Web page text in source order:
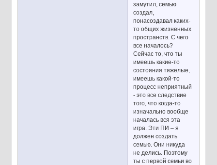
замутил, семью
создал,
понасоздавал каких-
то общих жизненных
пространств. С чего
все началось?
Сейчас то, что ты
имеешь какие-то
состояния тяжелые,
имеешь какой-то
процесс неприятный
- это все следствие
того, что когда-то
изначально вообще
началась вся эта
игра. Эти ПИ – я
должен создать
семью. Они никуда
не делись. Поэтому
ты с первой семьи во